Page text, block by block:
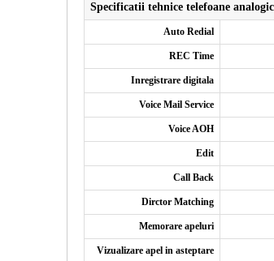
Specificatii tehnice telefoane
Auto Redial
REC Time
Inregistrare digitala
Voice Mail Service
Voice AOH
Edit
Call Back
Dirctor Matching
Memorare apeluri
Vizualizare apel in asteptare